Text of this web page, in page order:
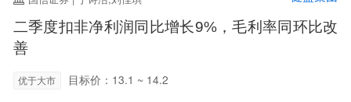
二季度扣非净利润同比增长9%，毛利率同环比改
善
优于大市 目标价：13.1 ~ 14.2